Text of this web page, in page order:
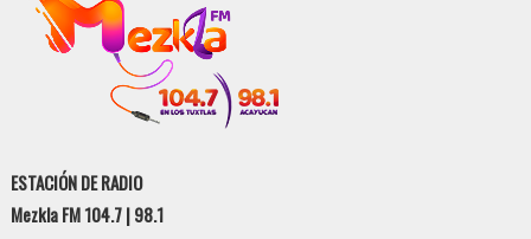
ESTACIÓN DE RADIO
Mezkla FM 104.7 | 98.1